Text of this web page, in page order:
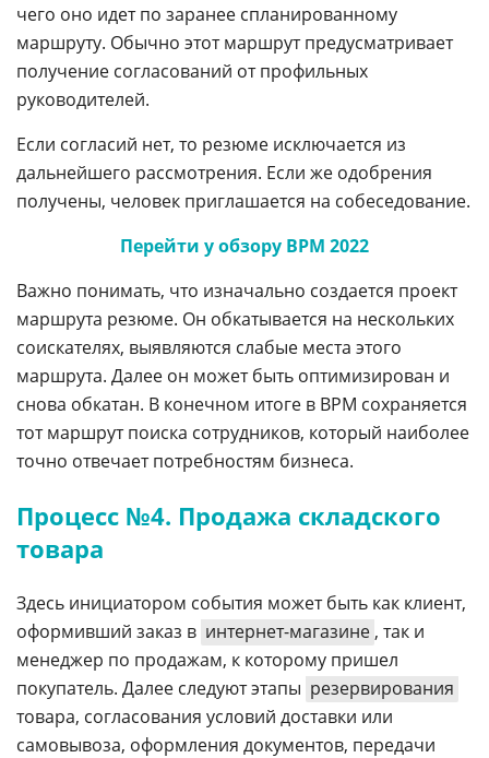
чего оно идет по заранее спланированному
маршруту. Обычно этот маршрут предусматривает
получение согласований от профильных
руководителей.
Если согласий нет, то резюме исключается из
дальнейшего рассмотрения. Если же одобрения
получены, человек приглашается на собеседование.
Перейти у обзору BPM 2022
Важно понимать, что изначально создается проект
маршрута резюме. Он обкатывается на нескольких
соискателях, выявляются слабые места этого
маршрута. Далее он может быть оптимизирован и
снова обкатан. В конечном итоге в BPM сохраняется
тот маршрут поиска сотрудников, который наиболее
точно отвечает потребностям бизнеса.
Процесс №4. Продажа складского
товара
Здесь инициатором события может быть как клиент,
оформивший заказ в интернет-магазине , так и
менеджер по продажам, к которому пришел
покупатель. Далее следуют этапы резервирования
товара, согласования условий доставки или
самовывоза, оформления документов, передачи